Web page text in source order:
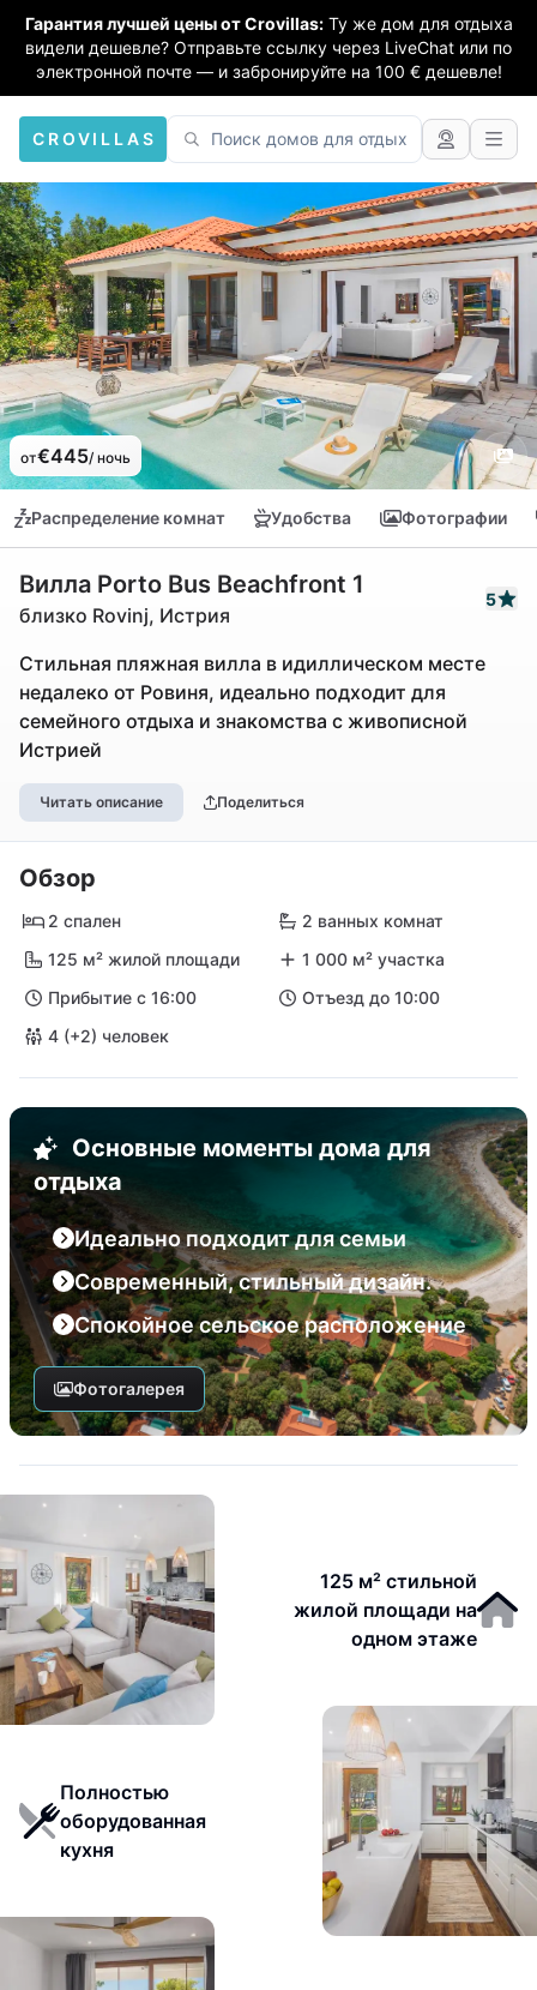
Гарантия лучшей цены от Crovillas: Ту же дом для отдыха
видели дешевле? Отправьте ссылку через LiveChat или по
электронной почте — и забронируйте на 100 € дешевле!
CROVILLAS
от€445/ ночь
Распределение комнат Удобства Фотографии
Вилла Porto Bus Beachfront 1
близко Rovinj, Истрия
5
Стильная пляжная вилла в идиллическом месте
недалеко от Ровиня, идеально подходит для
семейного отдыха и знакомства с живописной
Истрией
Читать описание Поделиться
Обзор
2 спален
2 ванных комнат
125 м² жилой площади
1 000 м² участка
Прибытие с 16:00
Отъезд до 10:00
4 (+2) человек
Основные моменты дома для
отдыха
Идеально подходит для семьи
Современный, стильный дизайн.
Спокойное сельское расположение
Фотогалерея
125 м² стильной
жилой площади на
одном этаже
Полностью
оборудованная
кухня